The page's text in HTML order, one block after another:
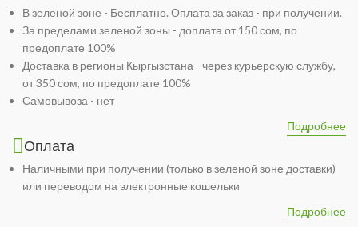
В зеленой зоне - Бесплатно. Оплата за заказ - при получении.
За пределами зеленой зоны - доплата от 150 сом, по
предоплате 100%
Доставка в регионы Кыргызстана - через курьерскую службу,
от 350 сом, по предоплате 100%
Самовывоза - нет
Подробнее
Оплата
Наличными при получении (только в зеленой зоне доставки)
или переводом на электронные кошельки
Подробнее